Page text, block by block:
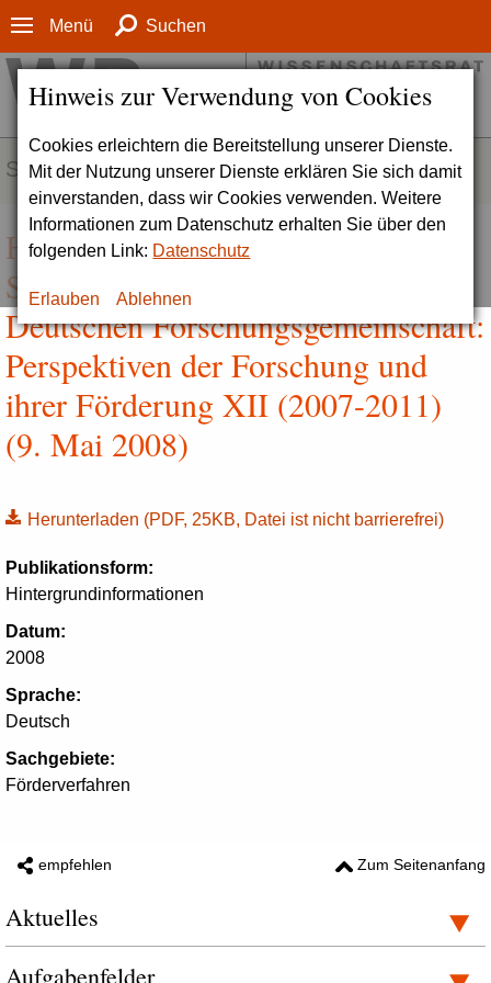
Hinweis zur Verwendung von Cookies
Cookies erleichtern die Bereitstellung unserer Dienste.
Mit der Nutzung unserer Dienste erklären Sie sich damit
einverstanden, dass wir Cookies verwenden. Weitere
Informationen zum Datenschutz erhalten Sie über den
folgenden Link: Datenschutz
Erlauben Ablehnen
Menü Suchen
SERVICE
Hintergrundinformationen zur
Stellungnahme zur Denkschrift der
Deutschen Forschungsgemeinschaft:
Perspektiven der Forschung und
ihrer Förderung XII (2007-2011)
(9. Mai 2008)
Herunterladen (PDF, 25KB, Datei ist nicht barrierefrei)
Publikationsform:
Hintergrundinformationen
Datum:
2008
Sprache:
Deutsch
Sachgebiete:
Förderverfahren
empfehlen Zum Seitenanfang
Aktuelles
Aufgabenfelder